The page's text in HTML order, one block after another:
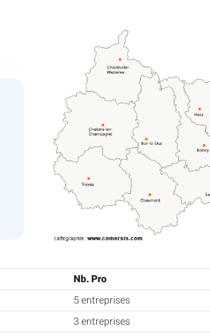
Nb. Pro
5 entreprises
3 entreprises